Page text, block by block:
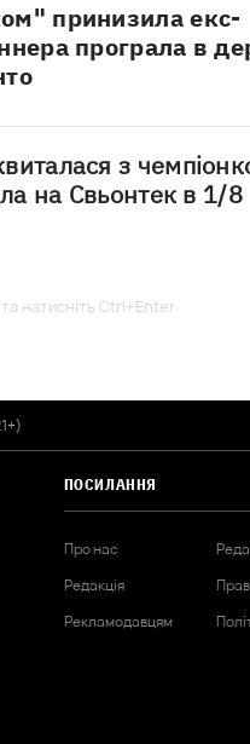
принизила екс-
програла в
з
на Свьонтек в 1/8
та натисніть Ctrl+Enter
ПОСИЛАННЯ
Про нас
Редакція
Рекламодавцям